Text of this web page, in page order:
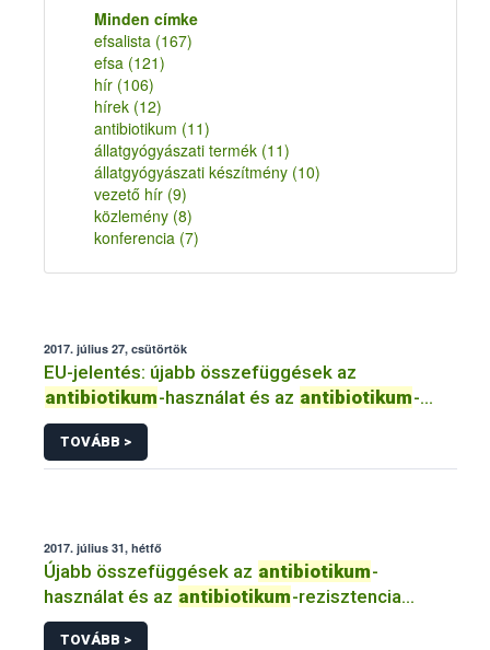
Minden címke
efsalista (167)
efsa (121)
hír (106)
hírek (12)
antibiotikum (11)
állatgyógyászati termék (11)
állatgyógyászati készítmény (10)
vezető hír (9)
közlemény (8)
konferencia (7)
2017. július 27, csütörtök
EU-jelentés: újabb összefüggések az
antibiotikum-használat és az antibiotikum-
rezisztencia...között nébih élelmiszer tudomány
efsaszalmonella coli
TOVÁBB >
2017. július 31, hétfő
Újabb összefüggések az antibiotikum-
használat és az antibiotikum-rezisztencia
között...nébih élelmiszer tudomány
TOVÁBB >